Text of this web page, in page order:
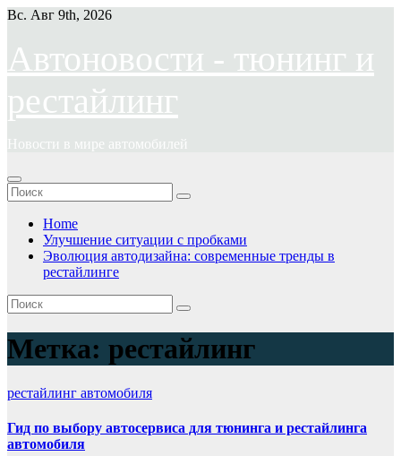
Перейти
содержимому
Вс. Авг 9th, 2026
Автоновости - тюнинг и
рестайлинг
Новости в мире автомобилей
Home
Улучшение ситуации с пробками
Эволюция автодизайна: современные тренды в
рестайлинге
Метка: рестайлинг
рестайлинг автомобиля
Гид по выбору автосервиса для тюнинга и рестайлинга
автомобиля